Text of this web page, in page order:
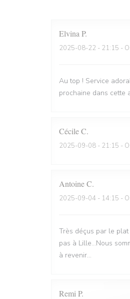
Elvina P
2025-08-22 - 21:15 -
Au top ! Service
prochaine dans cette
CécileC
2025-09-08 - 21:15 -
AntoineC
2025-09-04 - 14:15 -
Très déçus par le
pas à Lille...Nous
à revenir...
Remi P